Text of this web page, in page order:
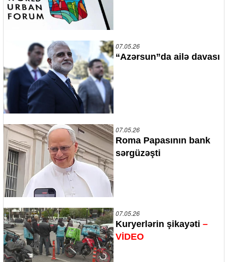
07.05.26
“Azərsun”da ailə davası
07.05.26
Roma Papasının bank
sərgüzəşti
07.05.26
Kuryerlərin şikayəti –
VİDEO